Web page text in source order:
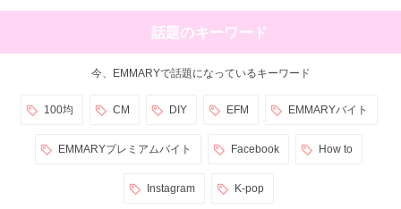
話題のキーワード
今、EMMARYで話題になっているキーワード
100均 CM DIY EFM EMMARYバイト
EMMARYプレミアムバイト Facebook How to
Instagram K-pop